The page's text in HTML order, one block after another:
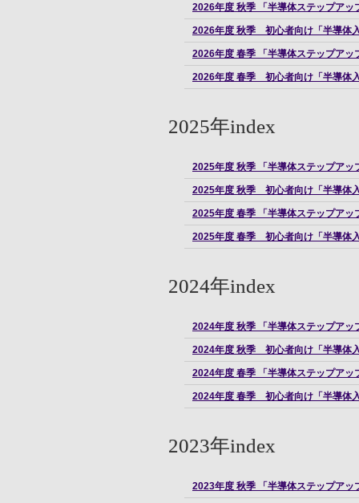
2026年度 秋季 「半導体ステップア
2026年度 秋季 初心者向け「半導体
2026年度 春季 「半導体ステップア
2026年度 春季 初心者向け「半導体
2025年index
2025年度 秋季 「半導体ステップア
2025年度 秋季 初心者向け「半導体
2025年度 春季 「半導体ステップア
2025年度 春季 初心者向け「半導体
2024年index
2024年度 秋季 「半導体ステップア
2024年度 秋季 初心者向け「半導体
2024年度 春季 「半導体ステップア
2024年度 春季 初心者向け「半導体
2023年index
2023年度 秋季 「半導体ステップア